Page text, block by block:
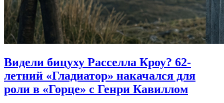
Видели бицуху Расселла Кроу? 62-
летний «Гладиатор» накачался для
роли в «Горце» с Генри Кавиллом